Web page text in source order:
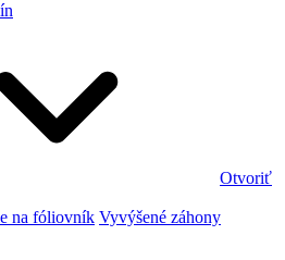
Otvoriť
na fóliovník Vyvýšené záhony